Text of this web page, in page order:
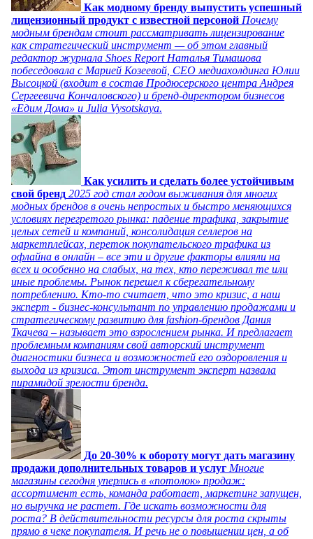
Как модному бренду выпустить успешный
лицензионный продукт с известной персоной Почему
модным брендам стоит рассматривать лицензирование
как стратегический инструмент — об этом главный
редактор журнала Shoes Report Наталья Тимашова
побеседовала с Марией Козеевой, СЕО медиахолдинга Юлии
Высоцкой (входит в состав Продюсерского центра Андрея
Сергеевича Кончаловского) и бренд-директором бизнесов
«Едим Дома» и Julia Vysotskaya.
Как усилить и сделать более устойчивым
свой бренд 2025 год стал годом выживания для многих
модных брендов в очень непростых и быстро меняющихся
условиях перегретого рынка: падение трафика, закрытие
целых сетей и компаний, консолидация селлеров на
маркетплейсах, переток покупательского трафика из
офлайна в онлайн – все эти и другие факторы влияли на
всех и особенно на слабых, на тех, кто переживал те или
иные проблемы. Рынок перешел к сберегательному
потреблению. Кто-то считает, что это кризис, а наш
эксперт - бизнес-консультант по управлению продажами и
стратегическому развитию для fashion-брендов Дания
Ткачева – называет это взрослением рынка. И предлагает
проблемным компаниям свой авторский инструмент
диагностики бизнеса и возможностей его оздоровления и
выхода из кризиса. Этот инструмент эксперт назвала
пирамидой зрелости бренда.
До 20-30% к обороту могут дать магазину
продажи дополнительных товаров и услуг Многие
магазины сегодня уперлись в «потолок» продаж:
ассортимент есть, команда работает, маркетинг запущен,
но выручка не растет. Где искать возможности для
роста? В действительности ресурсы для роста скрыты
прямо в чеке покупателя. И речь не о повышении цен, а об